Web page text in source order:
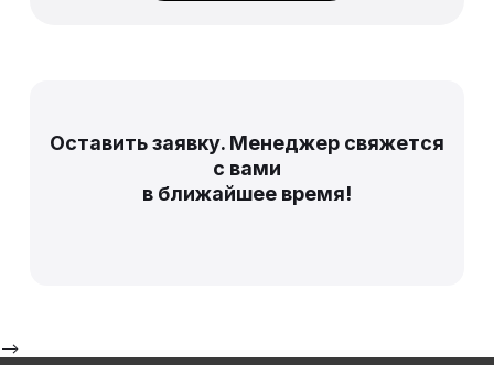
Оставить заявку. Менеджер свяжется
с вами
в ближайшее время!
-->